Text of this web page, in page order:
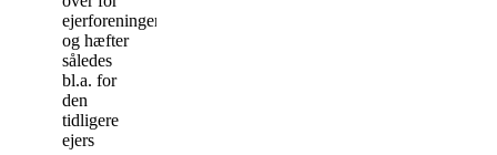
ejerforeningen
og hæfter
således
bl.a. for
den
tidligere
ejers